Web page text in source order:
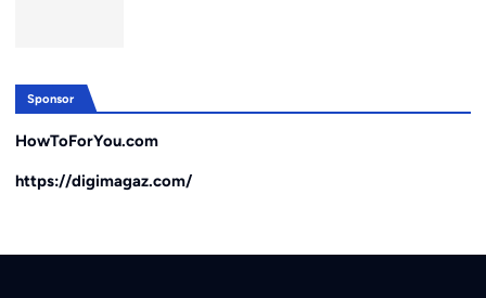
Sponsor
HowToForYou.com
https://digimagaz.com/